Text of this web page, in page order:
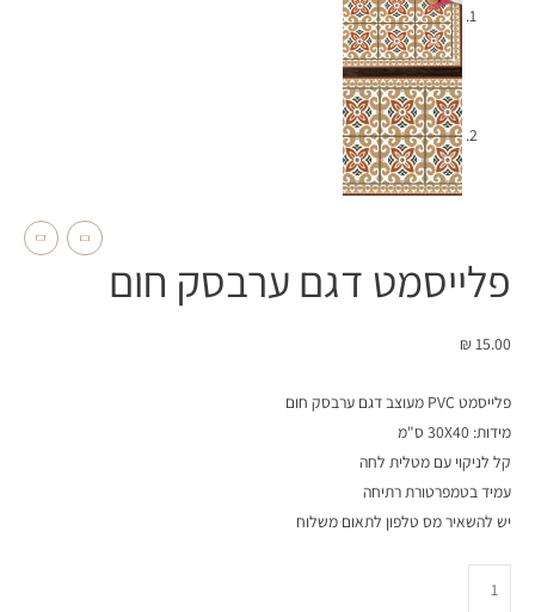
פלייסמט דגם ערבסק חום
₪ 15.00
פלייסמט PVC מעוצב דגם ערבסק חום
מידות: 30X40 ס"מ
קל לניקוי עם מטלית לחה
עמיד בטמפרטורת רתיחה
יש להשאיר מס טלפון לתאום משלוח